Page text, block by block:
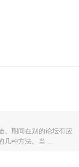
。期间在别的论坛有应
几种方法。当 ...